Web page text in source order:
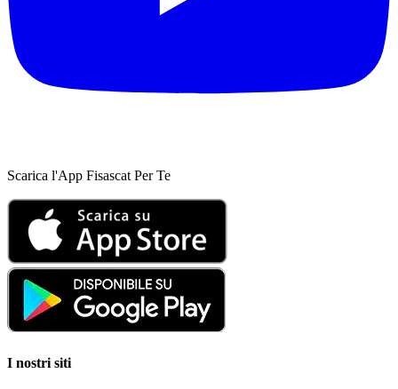
Scarica l'App Fisascat Per Te
I nostri siti